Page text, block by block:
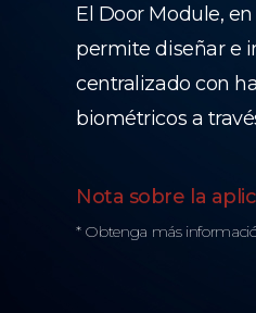
El Door Module,
permite diseñar e
centralizado con
biométricos a
Nota sobre la
* Obtenga más